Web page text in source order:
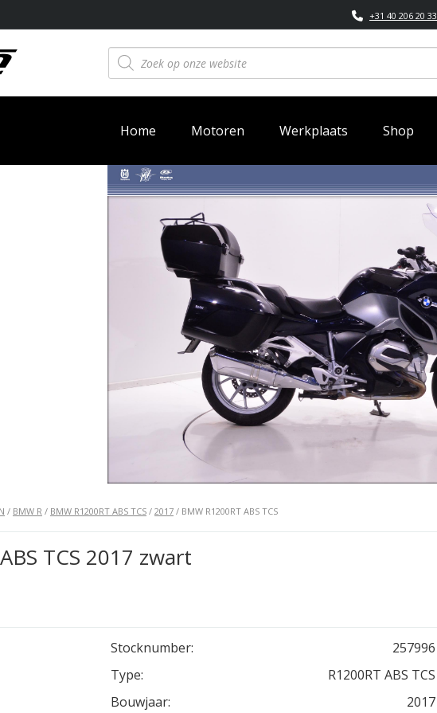
+31 40 206 20 33
Producten
zoeken
Home Motoren Werkplaats Shop
/ BMW R / BMW R1200RT ABS TCS / 2017 / BMW R1200RT ABS TCS
TCS 2017 zwart
Stocknumber: 257996
Type:
R1200RT ABS TCS
Bouwjaar:
2017